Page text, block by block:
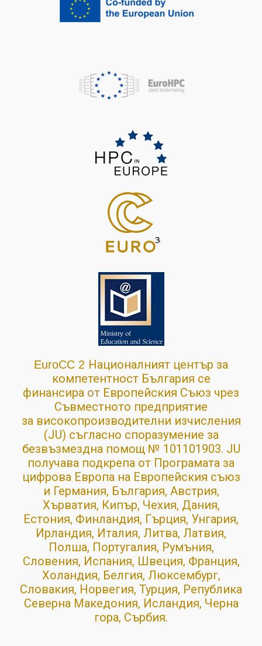
EuroCC 2 Националният център за
компетентност България се
финансира от Европейския Съюз чрез
Съвместното предприятие
за високопроизводителни изчисления
(JU) съгласно споразумение за
безвъзмездна помощ № 101101903. JU
получава подкрепа от Програмата за
цифрова Европа на Европейския съюз
и Германия, България, Австрия,
Хърватия, Кипър, Чехия, Дания,
Естония, Финландия, Гърция, Унгария,
Ирландия, Италия, Литва, Латвия,
Полша, Португалия, Румъния,
Словения, Испания, Швеция, Франция,
Холандия, Белгия, Люксембург,
Словакия, Норвегия, Турция, Република
Северна Македония, Исландия, Черна
гора, Сърбия.